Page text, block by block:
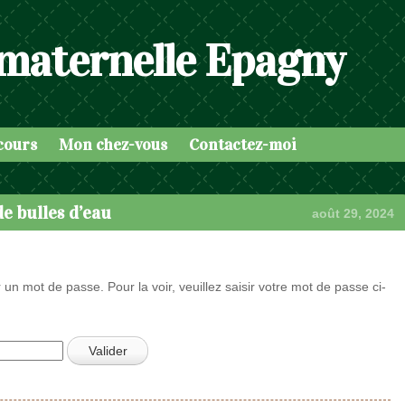
Epagny
Mon chez-vous Contactez-moi
bulles d’eau août 29, 2024
mot de passe. Pour la voir, veuillez saisir votre mot de passe ci-